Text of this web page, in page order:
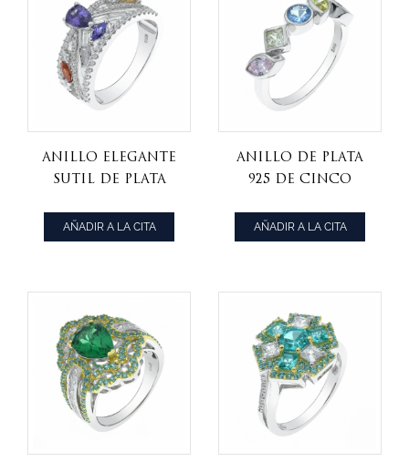
Anillo elegante
sutil de plata
AÑADIR A LA CITA
Anillo de plata
925 de cinco
mujer
AÑADIR A LA CITA